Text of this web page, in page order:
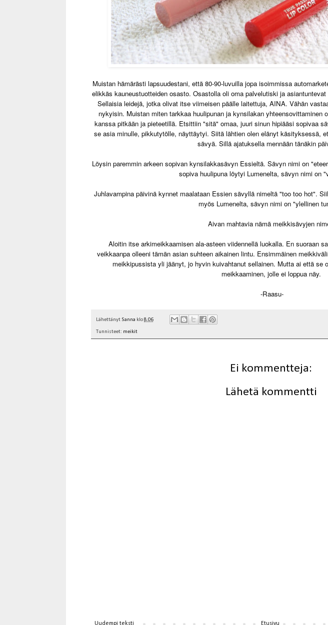
Muistan hämärästi lapsuudestani, että 80-90-luvuilla jopa isoimmissa
elikkäs kauneustuotteiden osasto. Osastolla oli oma palvelutiski ja
Sellaisia leidejä, jotka olivat itse viimeisen päälle laitettuja, AINA. Vähän
nykyisin. Muistan miten tarkkaa huulipunan ja kynsilakan yhteensovittaminen
kanssa pitkään ja pieteetillä. Etsittiin "sitä" omaa, juuri sinun hipiääsi sopivaa
se asia minulle, pikkutytölle, näyttäytyi. Siitä lähtien olen elänyt käsityksessä,
sävyä. Sillä ajatuksella mennään tänäkin
Löysin paremmin arkeen sopivan kynsilakkasävyn Essieltä. Sävyn nimi on
sopiva huulipuna löytyi Lumenelta, sävyn nimi on
Juhlavampina päivinä kynnet maalataan Essien sävyllä nimeltä "too too hot".
myös Lumenelta, sävyn nimi on "ylellinen
Aivan mahtavia nämä meikkisävyjen
Aloitin itse arkimeikkaamisen ala-asteen viidennellä luokalla. En suoraan
veikkaanpa olleeni tämän asian suhteen aikainen lintu. Ensimmäinen
meikkipussista yli jäänyt, jo hyvin kuivahtanut sellainen. Mutta ai että se
meikkaaminen, jolle ei loppua näy.
-Raasu-
Lähettänyt Sanna klo8.06
Tunnisteet: meikit
Ei kommentteja:
Lähetä kommentti
Uudempi teksti Etusivu